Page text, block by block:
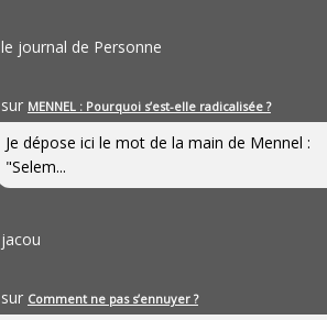
le journal de Personne
sur MENNEL : Pourquoi s’est-elle radicalisée ?
Je dépose ici le mot de la main de Mennel :
"Selem...
jacou
sur Comment ne pas s’ennuyer ?